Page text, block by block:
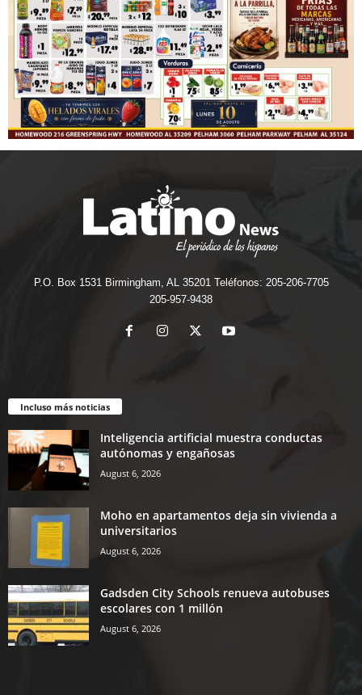
P.O. Box 1531 Birmingham, AL 35201 Teléfonos: 205-206-7705
205-957-9438
Incluso más noticias
Inteligencia artificial muestra conductas
autónomas y engañosas
August 6, 2026
Moho en apartamentos deja sin vivienda a
universitarios
August 6, 2026
Gadsden City Schools renueva autobuses
escolares con 1 millón
August 6, 2026